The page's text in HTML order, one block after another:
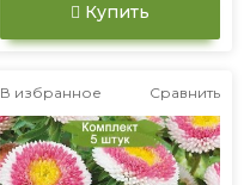
Купить
В избранное Сравнить